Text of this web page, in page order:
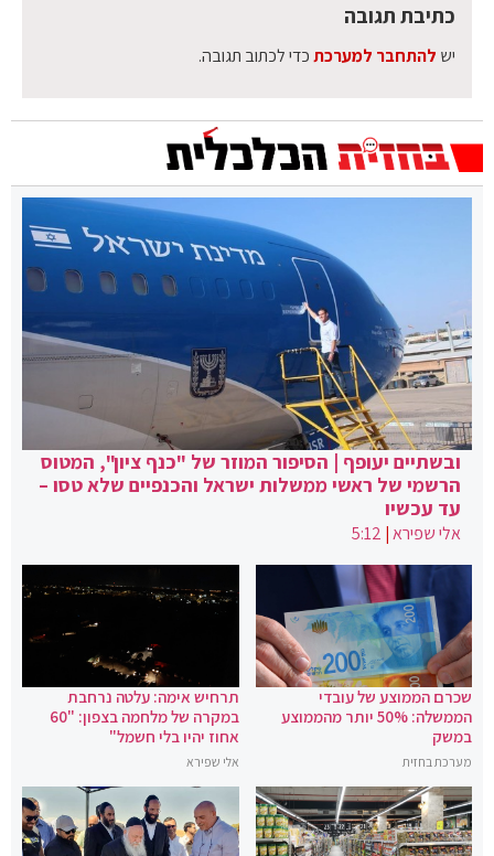
כתיבת תגובה
יש להתחבר למערכתכדי לכתוב תגובה.
ובשתיים יעופף | הסיפור המוזר של "כנף ציון", המטוס
הרשמי של ראשי ממשלות ישראל והכנפיים שלא טסו –
עד עכשיו
אלי שפירא|
5:12
שכרם הממוצע של עובדי
הממשלה: 50% יותר מהממוצע
במשק
מערכת בחזית
תרחיש אימה: עלטה נרחבת
במקרה של מלחמה בצפון: "60
אחוז יהיו בלי חשמל"
אלי שפירא